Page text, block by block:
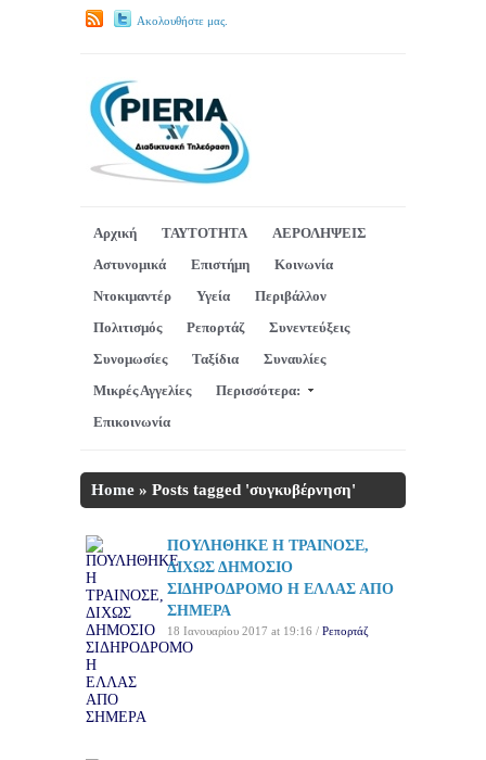
Ακολουθήστε μας.
Αρχική ΤΑΥΤΟΤΗΤΑ
ΑΕΡΟΛΗΨΕΙΣ
Αστυνομικά
Επιστήμη
Κοινωνία
Ντοκιμαντέρ
Υγεία
Περιβάλλον
Πολιτισμός
Ρεπορτάζ
Συνεντεύξεις
Συνομωσίες
Ταξίδια
Συναυλίες
Μικρές Αγγελίες
Περισσότερα:
Επικοινωνία
Home » Posts tagged 'συγκυβέρνηση'
ΠΟΥΛΗΘΗΚΕ Η ΤΡΑΙΝΟΣΕ,
ΔΙΧΩΣ ΔΗΜΟΣΙΟ
ΣΙΔΗΡΟΔΡΟΜΟ Η ΕΛΛΑΣ ΑΠΟ
ΣΗΜΕΡΑ
18 Ιανουαρίου 2017 at 19:16 / Ρεπορτάζ